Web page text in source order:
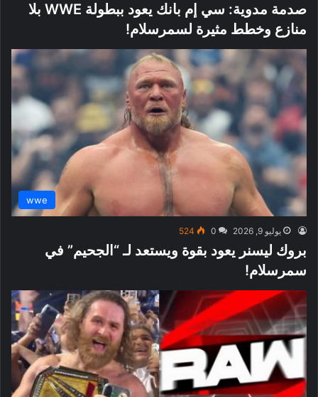
صدمة مدوية: سي إم بانك يعود ببطولة WWE بلا
منازع وخطط مثيرة لسمرسلام!
wwe
يوليو 9, 2026 0
524
بروك ليسنر يعود بقوة ويستعد لـ “الجحيم” في
سمرسلام!